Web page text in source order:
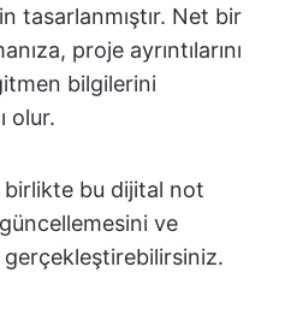
tasarlanmıştır. Net bir
proje ayrıntılarını
bilgilerini
olur.
birlikte bu dijital not
ve